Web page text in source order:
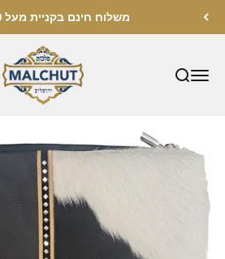
משלוח חינם בקניית מעל 450 ש"ח
מלכות ירושלים